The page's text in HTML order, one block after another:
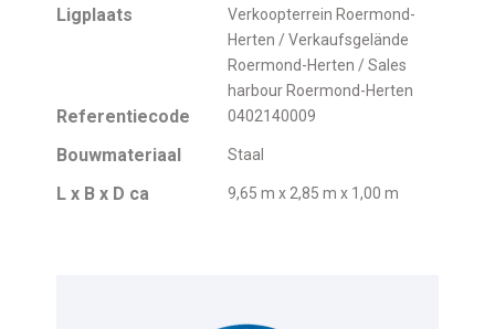
Ligplaats
Verkoopterrein Roermond-
Herten / Verkaufsgelände
Roermond-Herten / Sales
harbour Roermond-Herten
Referentiecode 0402140009
Bouwmateriaal Staal
L x B x D ca 9,65 m x 2,85 m x 1,00 m